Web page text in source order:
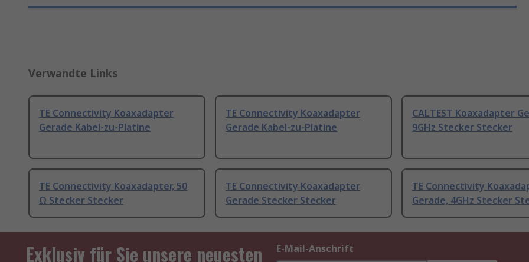
Verwandte Links
TE Connectivity Koaxadapter
Gerade Kabel-zu-Platine
TE Connectivity Koaxadapter
Gerade Kabel-zu-Platine
CALTEST Koaxadapter
9GHz Stecker Stecker
TE Connectivity Koaxadapter, 50
Ω Stecker Stecker
TE Connectivity Koaxadapter
Gerade Stecker Stecker
TE Connectivity
Gerade, 4GHz Stecker
Exklusiv für Sie unsere neuesten E-Mail-Anschrift